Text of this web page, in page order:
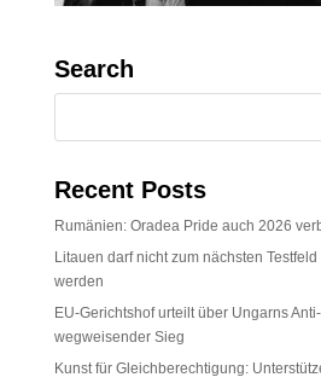
Search
Recent Posts
Rumänien: Oradea Pride auch 2026
Litauen darf nicht zum nächsten
werden
EU-Gerichtshof urteilt über Ungarns
wegweisender Sieg
Kunst für Gleichberechtigung: